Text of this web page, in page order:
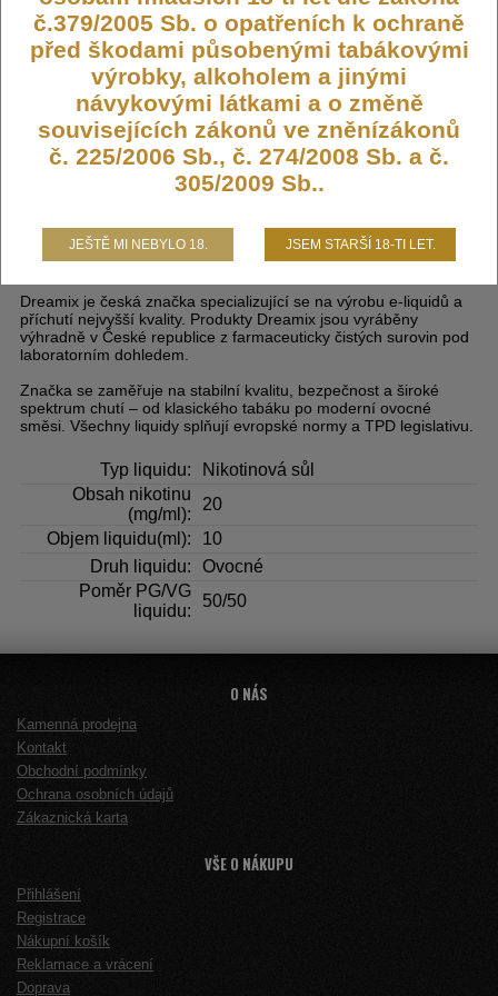
219,- KČ
DO KOŠÍKU
(Berry Mix'S) 10ml - 20mg
Dreamix je česká značka specializující se na výrobu e-liquidů a
příchutí nejvyšší kvality. Produkty Dreamix jsou vyráběny
výhradně v České republice z farmaceuticky čistých surovin pod
laboratorním dohledem.
Značka se zaměřuje na stabilní kvalitu, bezpečnost a široké
spektrum chutí – od klasického tabáku po moderní ovocné
směsi. Všechny liquidy splňují evropské normy a TPD legislativu.
Typ liquidu:
Nikotinová sůl
Obsah nikotinu
(mg/ml):
20
Objem liquidu(ml):
10
Druh liquidu:
Ovocné
Poměr PG/VG
liquidu:
50/50
O NÁS
Kamenná prodejna
Kontakt
Obchodní podmínky
Ochrana osobních údajů
Zákaznická karta
VŠE O NÁKUPU
Přihlášení
Registrace
Nákupní košík
Reklamace a vrácení
Doprava
č.379/2005 Sb. o opatřeních k ochraně
před škodami působenými tabákovými
výrobky, alkoholem a jinými
návykovými látkami a o změně
souvisejících zákonů ve zněnízákonů
č. 225/2006 Sb., č. 274/2008 Sb. a č.
305/2009 Sb..
JEŠTĚ MI NEBYLO 18. JSEM STARŠÍ 18-TI LET.